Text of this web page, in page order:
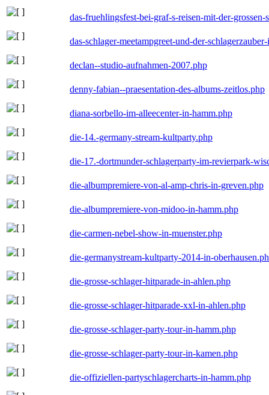
das-fruehlingsfest-bei-graf-s-reisen-mit-der-
das-schlager-meetampgreet-und-der-
declan--studio-aufnahmen-2007.php
denny-fabian--praesentation-des-albums-zeitlos.php
diana-sorbello-im-alleecenter-in-hamm.php
die-14.-germany-stream-kultparty.php
die-17.-dortmunder-schlagerparty-im-revierpark-
die-albumpremiere-von-al-amp-chris-in-greven.php
die-albumpremiere-von-midoo-in-hamm.php
die-carmen-nebel-show-in-muenster.php
die-germanystream-kultparty-2014-in-
die-grosse-schlager-hitparade-in-ahlen.php
die-grosse-schlager-hitparade-xxl-in-ahlen.php
die-grosse-schlager-party-tour-in-hamm.php
die-grosse-schlager-party-tour-in-kamen.php
die-offiziellen-partyschlagercharts-in-hamm.php